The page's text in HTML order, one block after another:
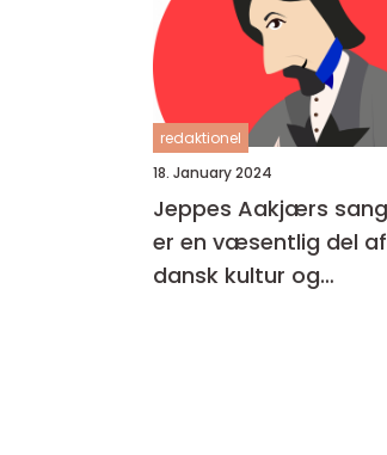
redaktionel
18. January 2024
Jeppes Aakjærs
er en væsentlig del af
dansk kultur og